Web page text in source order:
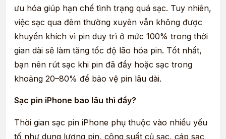
ưu hóa giúp hạn chế tình trạng quá sạc. Tuy nhiên,
việc sạc qua đêm thường xuyên vẫn không được
khuyến khích vì pin duy trì ở mức 100% trong thời
gian dài sẽ làm tăng tốc độ lão hóa pin. Tốt nhất,
bạn nên rút sạc khi pin đã đầy hoặc sạc trong
khoảng 20–80% để bảo vệ pin lâu dài.
Sạc pin iPhone bao lâu thì đầy?
Thời gian sạc pin iPhone phụ thuộc vào nhiều yếu
tố như dung lượng pin, công suất củ sạc, cáp sạc